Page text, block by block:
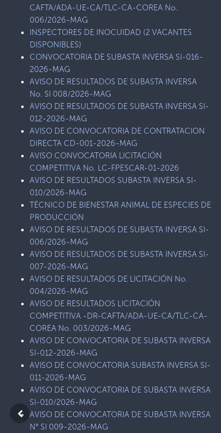
CAFTA/ADA-UE-CA/TLC-CA-COREA No.
006/2026-MAG
INSPECTORES DE INOCUIDAD (2 VACANTES
DISPONIBLES)
CONVOCATORIA DE SUBASTA INVERSA SI-016-
2026-MAG
AVISO DE RESULTADOS DE SUBASTA INVERSA
No. SI 008/2026-MAG
AVISO DE RESULTADOS DE SUBASTA INVERSA SI-
012-2026-MAG
AVISO DE CONVOCATORIA DE CONTRATACION
DIRECTA CD-001-2026-MAG
AVISO CONVOCATORIA LICITACIÓN
COMPETITIVA No. LC-FPESCAR-01-2026
AVISO DE RESULTADOS SUBASTA INVERSA SI-
010/2026-MAG
TÉCNICO DE BIENESTAR ANIMAL DE ESPECIES DE
PRODUCCIÓN
AVISO DE RESULTADOS DE SUBASTA INVERSA SI-
006/2026-MAG
AVISO DE RESULTADOS DE SUBASTA INVERSA SI-
007-2026-MAG
AVISO DE RESULTADOS DE LICITACIÓN No.
004/2026-MAG
AVISO DE RESULTADOS LICITACIÓN
COMPETITIVA -DR-CAFTA/ADA-UE-CA/TLC-CA-
COREA No. 003/2026-MAG
AVISO DE CONVOCATORIA DE SUBASTA INVERSA
SI-012-2026-MAG
AVISO DE CONVOCATORIA SUBASTA INVERSA SI-
011-2026-MAG
AVISO DE CONVOCATORIA DE SUBASTA INVERSA
SI-010/2026-MAG
AVISO DE CONVOCATORIA DE SUBASTA INVERSA
N° SI 009-2026-MAG